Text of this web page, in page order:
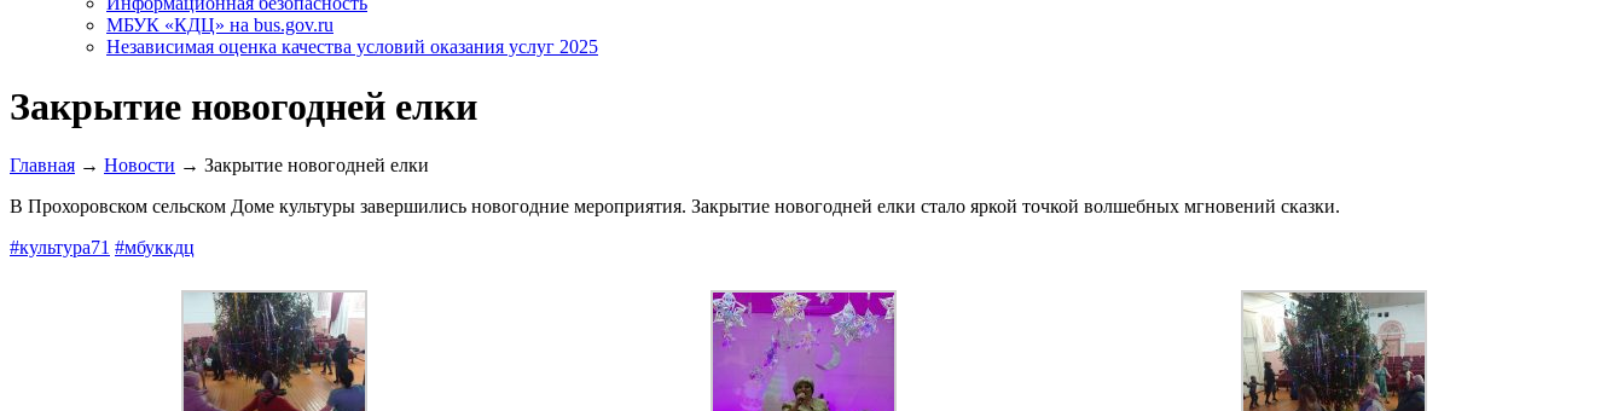
МБУК «КДЦ» на bus.gov.ru
Независимая оценка качества условий оказания услуг 2025
Закрытие новогодней елки
Главная → Новости → Закрытие новогодней елки
В Прохоровском сельском Доме культуры завершились новогодние мероприятия. Закрытие новогодней елки стало яркой точкой волшебных мгновений сказки.
#культура71 #мбуккдц